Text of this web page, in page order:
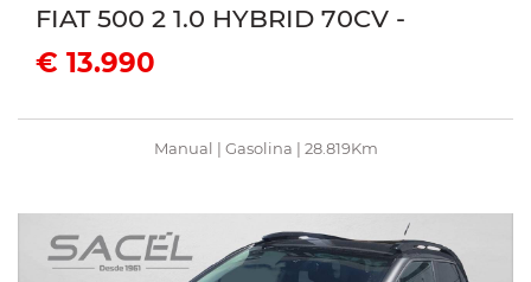
FIAT 500 2 1.0 HYBRID 70CV -
€ 13.990
Manual | Gasolina | 28.819Km